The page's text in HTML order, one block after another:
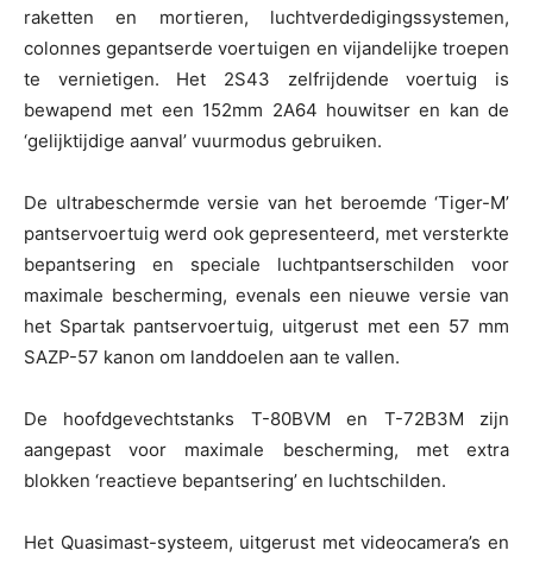
raketten en mortieren, luchtverdedigingssystemen,
colonnes gepantserde voertuigen en vijandelijke troepen
te vernietigen. Het 2S43 zelfrijdende voertuig is
bewapend met een 152mm 2A64 houwitser en kan de
‘gelijktijdige aanval’ vuurmodus gebruiken.
De ultrabeschermde versie van het beroemde ‘Tiger-M’
pantservoertuig werd ook gepresenteerd, met versterkte
bepantsering en speciale luchtpantserschilden voor
maximale bescherming, evenals een nieuwe versie van
het Spartak pantservoertuig, uitgerust met een 57 mm
SAZP-57 kanon om landdoelen aan te vallen.
De hoofdgevechtstanks T-80BVM en T-72B3M zijn
aangepast voor maximale bescherming, met extra
blokken ‘reactieve bepantsering’ en luchtschilden.
Het Quasimast-systeem, uitgerust met videocamera’s en